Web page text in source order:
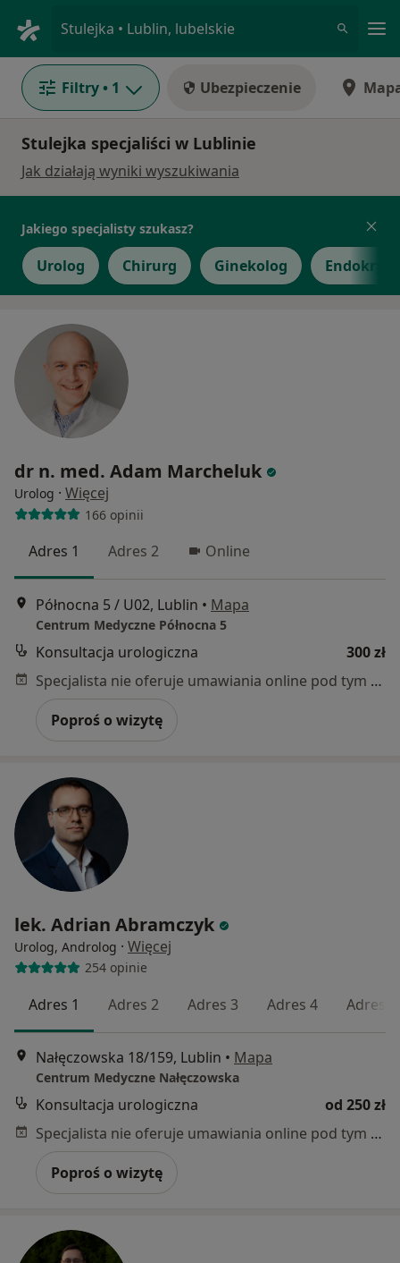
Stulejka • Lublin, lubelskie
Filtry • 1 Ubezpieczenie
Stulejka specjaliści w Lublinie
Jak działają wyniki wyszukiwania
Jakiego specjalisty szukasz?
Urolog Chirurg Ginekolog
dr n. med. Adam Marcheluk
Urolog · Więcej
166 opinii
Adres 1 Adres 2 Online
Północna 5 / U02, Lublin • Mapa
Centrum Medyczne Północna 5
Konsultacja urologiczna
300 zł
Specjalista nie oferuje umawiania online pod tym adresem.
Poproś o wizytę
lek. Adrian Abramczyk
Urolog, Androlog · Więcej
254 opinie
Adres 1 Adres 2 Adres 3 Adres 4 Adres 5
Nałęczowska 18/159, Lublin • Mapa
Centrum Medyczne Nałęczowska
Konsultacja urologiczna
od 250 zł
Specjalista nie oferuje umawiania online pod tym adresem.
Poproś o wizytę